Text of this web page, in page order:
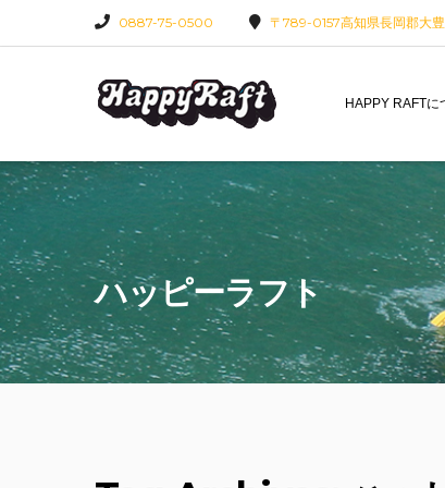
0887-75-0500 〒789-0157高知県長岡郡大豊
HAPPY RAFTに
ハッピーラフト